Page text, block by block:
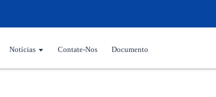
Notícias Contate-Nos Documento